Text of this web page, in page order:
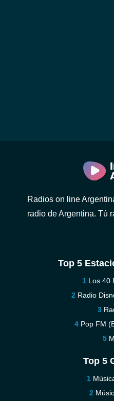
Radios on line
radio de Argentina. Tú
Top 5
Los 40
Radio
Pop FM
Top 5